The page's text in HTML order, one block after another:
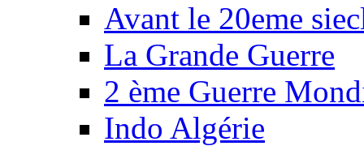
Avant le 20eme
La Grande Guerre
2 ème Guerre
Indo Algérie